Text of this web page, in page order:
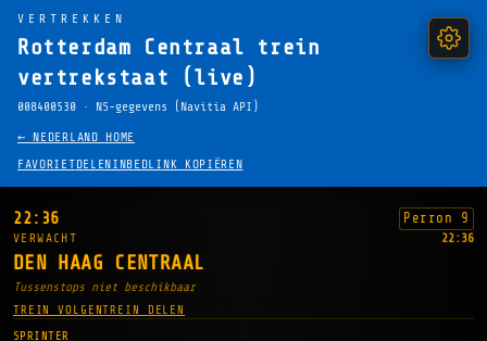
VERTREKKEN
Rotterdam Centraal trein
vertrekstaat (live)
008400530 · NS-gegevens (Navitia API)
← NEDERLAND HOME
FAVORIET DELEN INBEDLINK KOPIËREN
22:36 Perron 9
VERWACHT 22:36
DEN HAAG CENTRAAL
Tussenstops niet beschikbaar
TREIN VOLGENTREIN DELEN
SPRINTER